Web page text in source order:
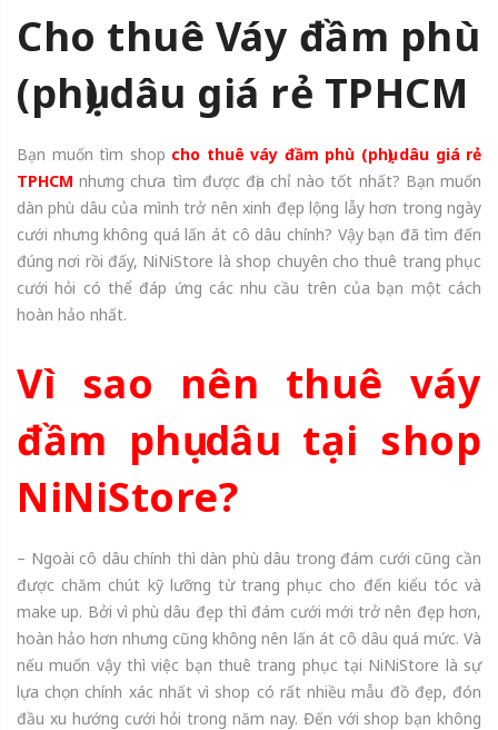
Cho thuê Váy đầm phù
(phụ) dâu giá rẻ TPHCM
Bạn muốn tìm shop cho thuê váy đầm phù (phụ) dâu giá rẻ
TPHCM nhưng chưa tìm được địa chỉ nào tốt nhất? Bạn muốn
dàn phù dâu của mình trở nên xinh đẹp lộng lẫy hơn trong ngày
cưới nhưng không quá lấn át cô dâu chính? Vậy bạn đã tìm đến
đúng nơi rồi đấy, NiNiStore là shop chuyên cho thuê trang phục
cưới hỏi có thể đáp ứng các nhu cầu trên của bạn một cách
hoàn hảo nhất.
Vì sao nên thuê váy
đầm phụ dâu tại shop
NiNiStore?
– Ngoài cô dâu chính thì dàn phù dâu trong đám cưới cũng cần
được chăm chút kỹ lưỡng từ trang phục cho đến kiểu tóc và
make up. Bởi vì phù dâu đẹp thì đám cưới mới trở nên đẹp hơn,
hoàn hảo hơn nhưng cũng không nên lấn át cô dâu quá mức. Và
nếu muốn vậy thì việc bạn thuê trang phục tại NiNiStore là sự
lựa chọn chính xác nhất vì shop có rất nhiều mẫu đồ đẹp, đón
đầu xu hướng cưới hỏi trong năm nay. Đến với shop bạn không